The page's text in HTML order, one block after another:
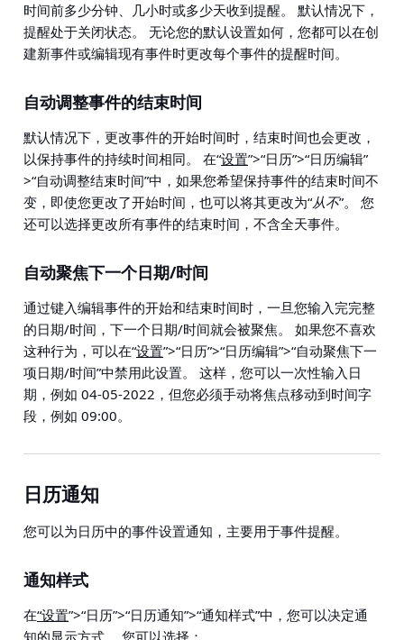
时间前多少分钟、几小时或多少天收到提醒。 默认情况下，
提醒处于关闭状态。 无论您的默认设置如何，您都可以在创
建新事件或编辑现有事件时更改每个事件的提醒时间。
自动调整事件的结束时间
默认情况下，更改事件的开始时间时，结束时间也会更改，
以保持事件的持续时间相同。 在“设置”>“日历”>“日历编辑”
>“自动调整结束时间”中，如果您希望保持事件的结束时间不
变，即使您更改了开始时间，也可以将其更改为“从不”。 您
还可以选择更改所有事件的结束时间，不含全天事件。
自动聚焦下一个日期/时间
通过键入编辑事件的开始和结束时间时，一旦您输入完完整
的日期/时间，下一个日期/时间就会被聚焦。 如果您不喜欢
这种行为，可以在“设置”>“日历”>“日历编辑”>“自动聚焦下一
项日期/时间”中禁用此设置。 这样，您可以一次性输入日
期，例如 04-05-2022，但您必须手动将焦点移动到时间字
段，例如 09:00。
日历通知
您可以为日历中的事件设置通知，主要用于事件提醒。
通知样式
在“设置”>“日历”>“日历通知”>“通知样式”中，您可以决定通